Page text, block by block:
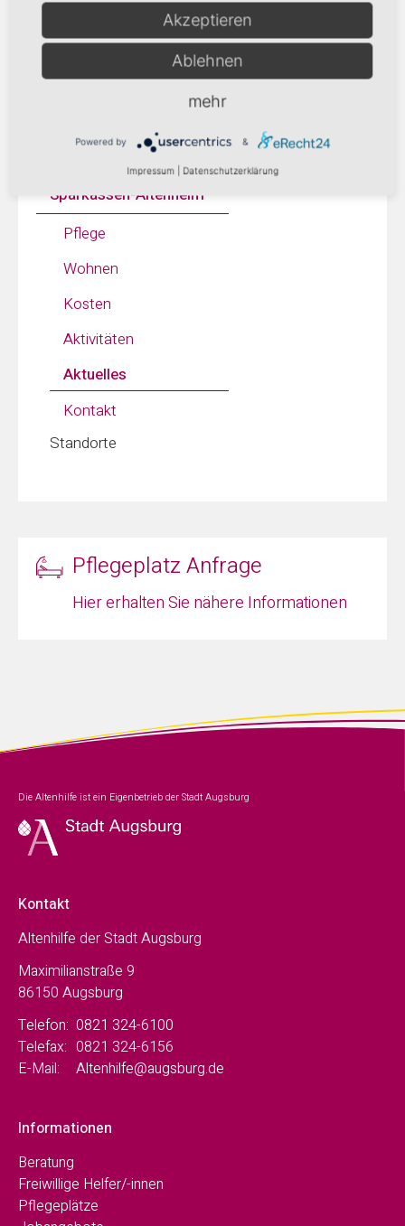
Seniorenzentrum Servatius
Sparkassen-Altenheim
Pflege
Wohnen
Kosten
Aktivitäten
Aktuelles
Kontakt
Standorte
Pflegeplatz Anfrage
Hier erhalten Sie nähere Informationen
Die Altenhilfe ist ein Eigenbetrieb der Stadt Augsburg
Kontakt
Altenhilfe der Stadt Augsburg
Maximilianstraße 9
86150 Augsburg
Telefon: 0821 324-6100
Telefax: 0821 324-6156
E-Mail:
Altenhilfe@augsburg.de
Informationen
Beratung
Freiwillige Helfer/-innen
Pflegeplätze
Akzeptieren
Ablehnen
mehr
Powered by &
Impressum Datenschutzerklärung